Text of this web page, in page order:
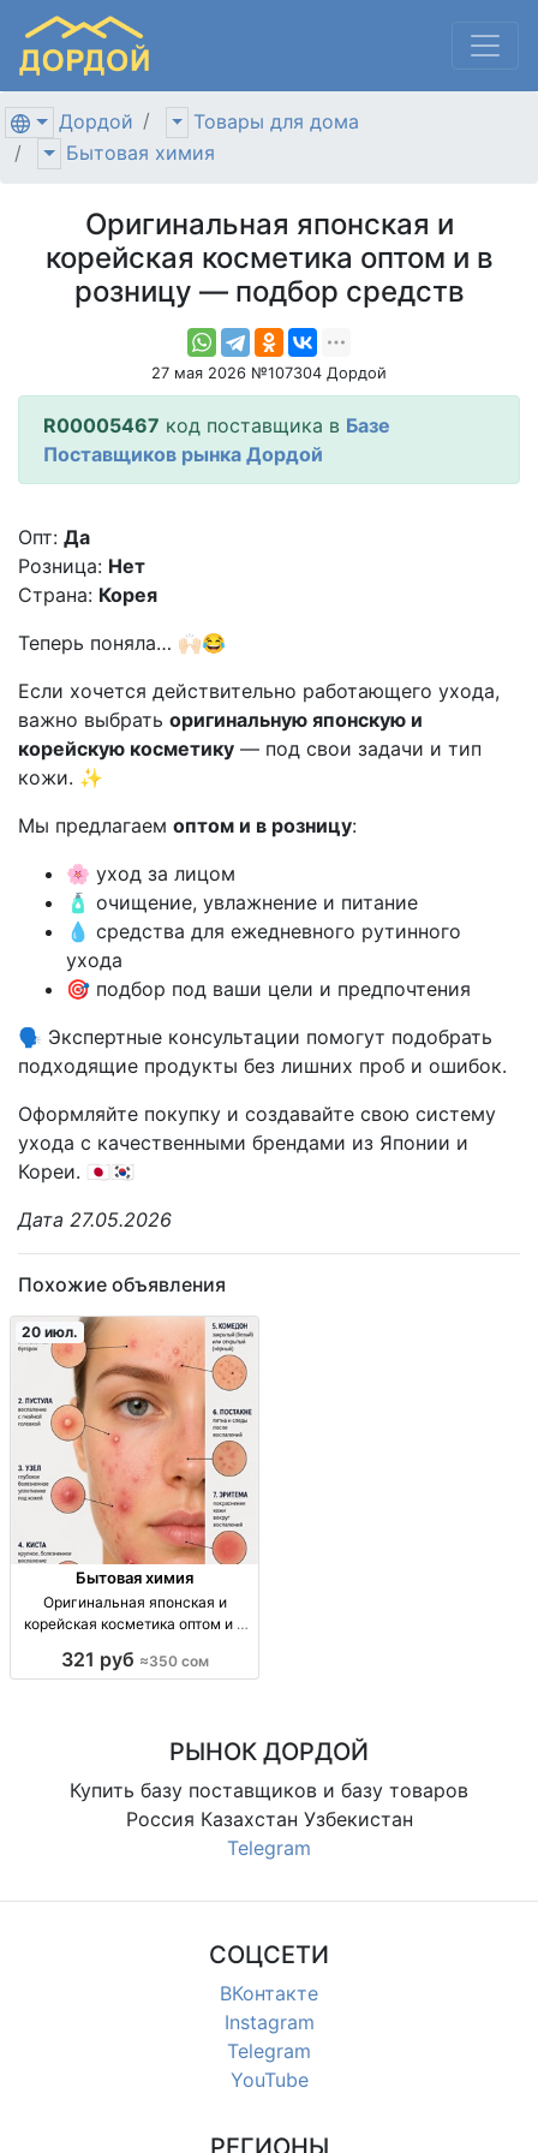
Дордой
Товары для дома
Бытовая химия
Оригинальная японская и
корейская косметика оптом и в
розницу — подбор средств
27 мая 2026 №107304 Дордой
R00005467 код поставщика в Базе
Поставщиков рынка Дордой
Опт: Да
Розница: Нет
Страна: Корея
Теперь поняла… 🙌🏻😂
Если хочется действительно работающего ухода,
важно выбрать оригинальную японскую и
корейскую косметику — под свои задачи и тип
кожи. ✨
Мы предлагаем оптом и в розницу:
🌸 уход за лицом
🧴 очищение, увлажнение и питание
💧 средства для ежедневного рутинного
ухода
🎯 подбор под ваши цели и предпочтения
🗣️ Экспертные консультации помогут подобрать
подходящие продукты без лишних проб и ошибок.
Оформляйте покупку и создавайте свою систему
ухода с качественными брендами из Японии и
Кореи. 🇯🇵🇰🇷
Дата 27.05.2026
Похожие объявления
20 июл.
Бытовая химия
Оригинальная японская и
корейская косметика оптом и в
СНГ опт/розн: яп. и корейская
321 руб ≈350 сом
РЫНОК ДОРДОЙ
Купить базу поставщиков и базу товаров
Россия Казахстан Узбекистан
Telegram
СОЦСЕТИ
ВКонтакте
Instagram
Telegram
YouTube